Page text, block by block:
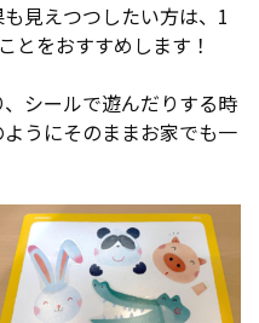
見えつつしたい方は、1
とをおすすめします！
シールで遊んだりする時
うにそのままお家でも一